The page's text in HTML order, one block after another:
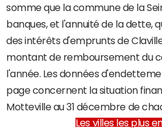
somme que la commune de la
banques, et l'annuité de la dette,
des intérêts d'emprunts de
montant de remboursement du
l'année. Les données
page concernent la situation
Motteville au 31 décembre de
Les villes les plus